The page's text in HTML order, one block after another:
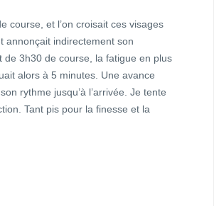
course, et l’on croisait ces visages
annonçait indirectement son
3h30 de course, la fatigue en plus
alors à 5 minutes. Une avance
rythme jusqu’à l’arrivée. Je tente
Tant pis pour la finesse et la